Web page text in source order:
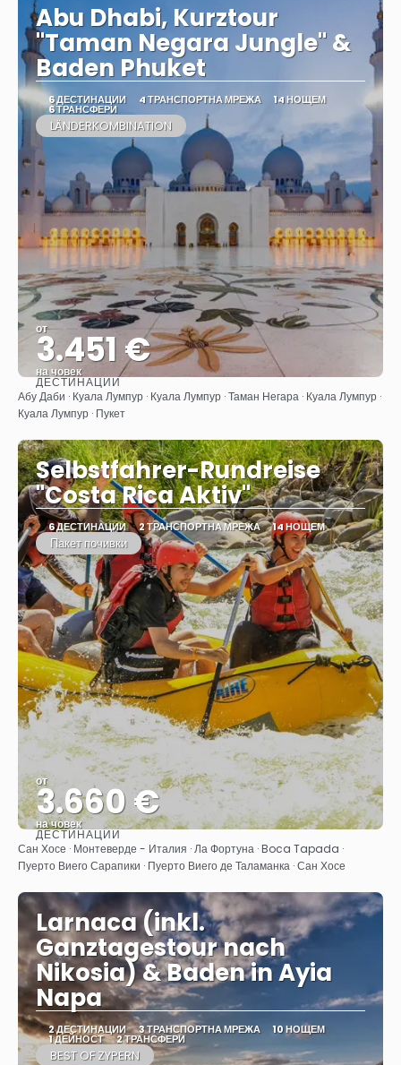
Abu Dhabi, Kurztour
"Taman Negara Jungle" &
Baden Phuket
6 ДЕСТИНАЦИИ 4 ТРАНСПОРТНА МРЕЖА 14 НОЩЕМ
6 ТРАНСФЕРИ
LÄNDERKOMBINATION
от
3.451 €
на човек
Вижте
ДЕСТИНАЦИИ
Абу Даби · Куала Лумпур · Куала Лумпур · Таман Негара · Куала Лумпур ·
Куала Лумпур · Пукет
Selbstfahrer-Rundreise
"Costa Rica Aktiv"
6 ДЕСТИНАЦИИ 2 ТРАНСПОРТНА МРЕЖА 14 НОЩЕМ
Пакет почивки
от
3.660 €
на човек
Вижте
ДЕСТИНАЦИИ
Сан Хосе · Монтеверде - Италия · Ла Фортуна · Boca Tapada ·
Пуерто Виего Сарапики · Пуерто Виего де Таламанка · Сан Хосе
Larnaca (inkl.
Ganztagestour nach
Nikosia) & Baden in Ayia
Napa
2 ДЕСТИНАЦИИ 3 ТРАНСПОРТНА МРЕЖА 10 НОЩЕМ
1 ДЕЙНОСТ 2 ТРАНСФЕРИ
BEST OF ZYPERN